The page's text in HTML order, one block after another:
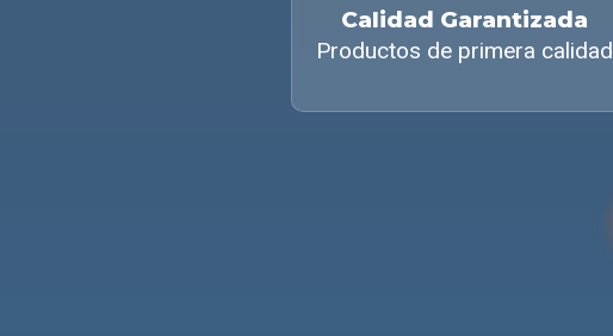
Calidad Garantizada
Productos de primera calidad